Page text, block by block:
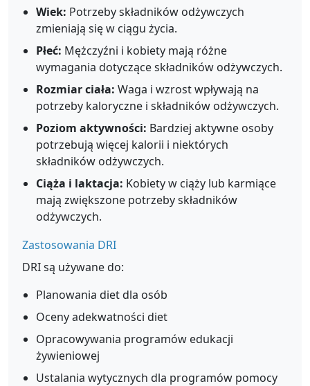
Wiek: Potrzeby składników odżywczych
zmieniają się w ciągu życia.
Płeć: Mężczyźni i kobiety mają różne
wymagania dotyczące składników odżywczych.
Rozmiar ciała: Waga i wzrost wpływają na
potrzeby kaloryczne i składników odżywczych.
Poziom aktywności: Bardziej aktywne osoby
potrzebują więcej kalorii i niektórych
składników odżywczych.
Ciąża i laktacja: Kobiety w ciąży lub karmiące
mają zwiększone potrzeby składników
odżywczych.
Zastosowania DRI
DRI są używane do:
Planowania diet dla osób
Oceny adekwatności diet
Opracowywania programów edukacji
żywieniowej
Ustalania wytycznych dla programów pomocy